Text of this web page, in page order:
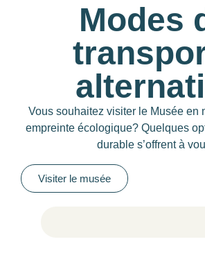
Modes
Vous souhaitez visiter le Musée en
empreinte écologique? Quelques
durable s’offrent à
Visiter le musée